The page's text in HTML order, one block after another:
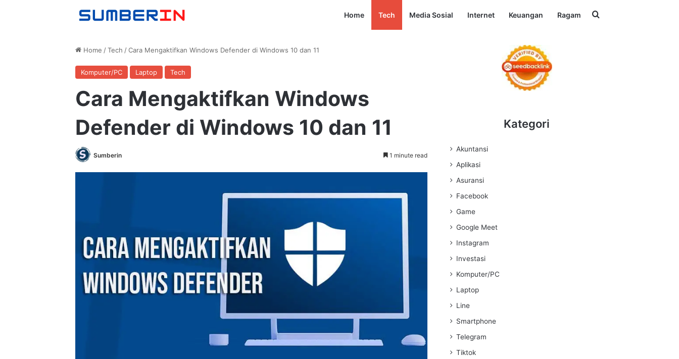
Home Tech Media Sosial Internet Keuangan Ragam Search for
Home / Tech / Cara Mengaktifkan Windows Defender di Windows 10 dan 11
Komputer/PC Laptop Tech
Cara Mengaktifkan Windows
Defender di Windows 10 dan 11
Sumberin 1 minute read
Kategori
Akuntansi
Aplikasi
Asuransi
Facebook
Game
Google Meet
Instagram
Investasi
Komputer/PC
Laptop
Line
Smartphone
Telegram
Tiktok